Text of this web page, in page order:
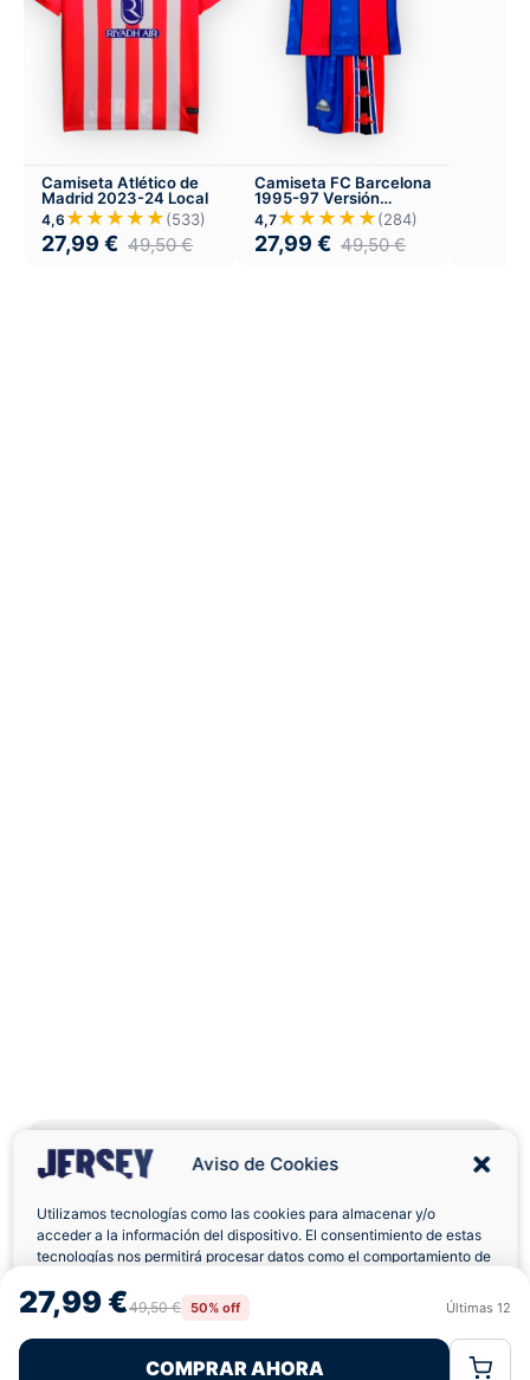
Aviso de Cookies
Utilizamos tecnologías como las cookies para almacenar y/o
acceder a la información del dispositivo. El consentimiento de estas
tecnologías nos permitirá procesar datos como el comportamiento de
retirar el consentimiento, puede afectar negativamente a ciertas
características y funciones.
Rechazar
Política de CookiesPolítica de Privacidad
27,99 €49,50 € 50% off Últimas 12
COMPRAR AHORA
Camiseta Atlético de
Madrid 2023-24 Local
4,6 ★★★★★(533)
27,99 € 49,50€
Camiseta FC Barcelona
1995-97 Versión
Infantil Local
4,7★★★★★(284)
27,99 € 49,50€
Envíos a Domicilio Devolución 7 Días
Pagos 100% Seguros Ofertas Sin Límites